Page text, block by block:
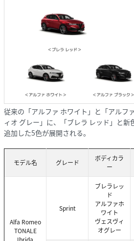
従来の「アルファ ホワイト」と「アルフ
ィオ グレー」に、「ブレラ レッド」と新
追加した5色が展開される。
モデル名 グレード
ボディカラ
ー
Alfa Romeo
TONALE
Sprint
ブレラレッ
ド
アルファホ
ワイト
ヴェスヴィ
オグレー